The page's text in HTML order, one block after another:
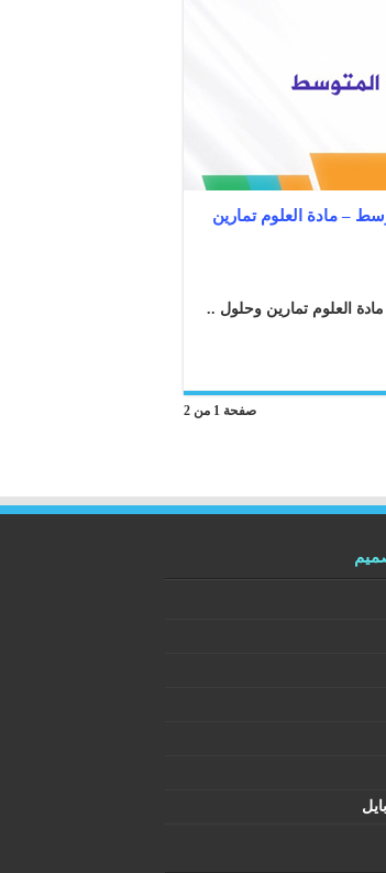
– مادة العلوم تمارين
العلوم تمارين وحلول ..
صفحة 1 من 2